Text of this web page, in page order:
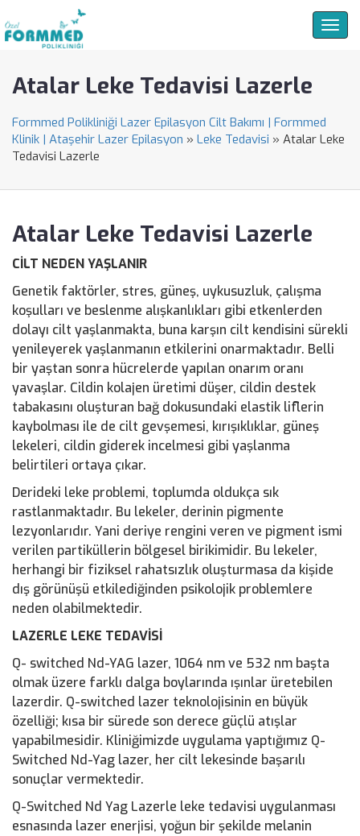
Atalar Leke Tedavisi Lazerle
Formmed Polikliniği Lazer Epilasyon Cilt Bakımı | Formmed
Klinik | Ataşehir Lazer Epilasyon » Leke Tedavisi » Atalar Leke
Tedavisi Lazerle
Atalar Leke Tedavisi Lazerle
CİLT NEDEN YAŞLANIR
Genetik faktörler, stres, güneş, uykusuzluk, çalışma
koşulları ve beslenme alışkanlıkları gibi etkenlerden
dolayı cilt yaşlanmakta, buna karşın cilt kendisini sürekli
yenileyerek yaşlanmanın etkilerini onarmaktadır. Belli
bir yaştan sonra hücrelerde yapılan onarım oranı
yavaşlar. Cildin kolajen üretimi düşer, cildin destek
tabakasını oluşturan bağ dokusundaki elastik liflerin
kaybolması ile de cilt gevşemesi, kırışıklıklar, güneş
lekeleri, cildin giderek incelmesi gibi yaşlanma
belirtileri ortaya çıkar.
Derideki leke problemi, toplumda oldukça sık
rastlanmaktadır. Bu lekeler, derinin pigmente
lezyonlarıdır. Yani deriye rengini veren ve pigment ismi
verilen partiküllerin bölgesel birikimidir. Bu lekeler,
herhangi bir fiziksel rahatsızlık oluşturmasa da kişide
dış görünüşü etkilediğinden psikolojik problemlere
neden olabilmektedir.
LAZERLE LEKE TEDAVİSİ
Q- switched Nd-YAG lazer, 1064 nm ve 532 nm başta
olmak üzere farklı dalga boylarında ışınlar üretebilen
lazerdir. Q-switched lazer teknolojisinin en büyük
özelliği; kısa bir sürede son derece güçlü atışlar
yapabilmesidir. Kliniğimizde uygulama yaptığımız Q-
Switched Nd-Yag lazer, her cilt lekesinde başarılı
sonuçlar vermektedir.
Q-Switched Nd Yag Lazerle leke tedavisi uygulanması
esnasında lazer enerjisi, yoğun bir şekilde melanin